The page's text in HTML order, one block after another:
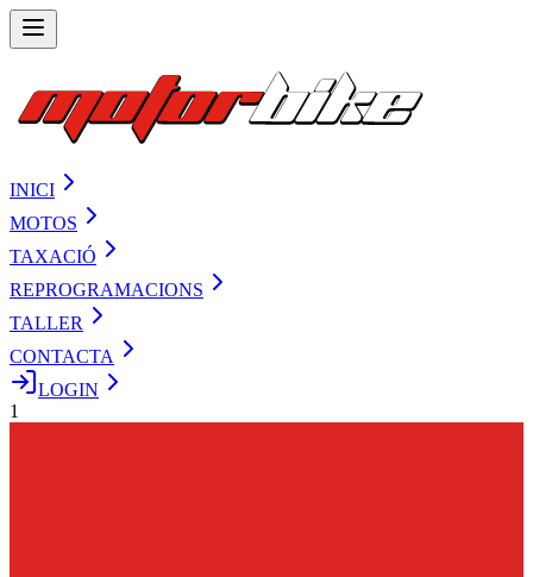
INICI
MOTOS
TAXACIÓ
REPROGRAMACIONS
TALLER
CONTACTA
LOGIN
1